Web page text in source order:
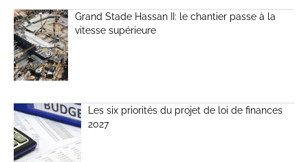
Grand Stade Hassan II: le chantier passe à la
vitesse supérieure
Les six priorités du projet de loi de finances
2027